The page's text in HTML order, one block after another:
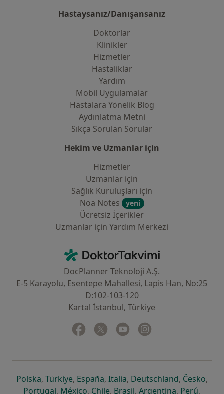
Hastaysanız/Danışansanız
Doktorlar
Klinikler
Hizmetler
Hastaliklar
Yardım
Mobil Uygulamalar
Hastalara Yönelik Blog
Aydınlatma Metni
Sıkça Sorulan Sorular
Hekim ve Uzmanlar için
Hizmetler
Uzmanlar için
Sağlık Kuruluşları için
Noa Notes
yeni
Ücretsiz İçerikler
Uzmanlar için Yardım Merkezi
DoktorTakvimi - Ana Sayfa
DocPlanner Teknoloji A.Ş.
E-5 Karayolu, Esentepe Mahallesi, Lapis Han, No:25
D:102-103-120
Kartal İstanbul, Türkiye
Facebook
yeni bir sekmede açılır
Twitter
yeni bir sekmede açılır
Youtube
yeni bir sekmede açılır
Polskayeni bir sekmede açılır
, Türkiyeyeni bir sekmede açılır
, Españayeni bir sekmede açılır
, Italiayeni bir sekmede açılır
, Deutschlandyeni bir
, Českoyeni
,
Portugalyeni bir sekmede açılır
, Méxicoyeni bir sekmede açılır
, Chileyeni bir sekmede açılır
, Brasilyeni bir sekmede açılır
, Argentinayeni bir
, Perúyeni
,